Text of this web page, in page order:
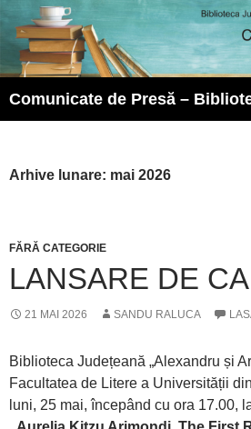
Arhive lunare: mai 2026
FĂRĂ CATEGORIE
LANSARE DE
21 MAI 2026 SANDU RALUCA
Biblioteca Județeană „Alexandru și
Facultatea de Litere a Universității
luni, 25 mai, începând cu ora 17.00,